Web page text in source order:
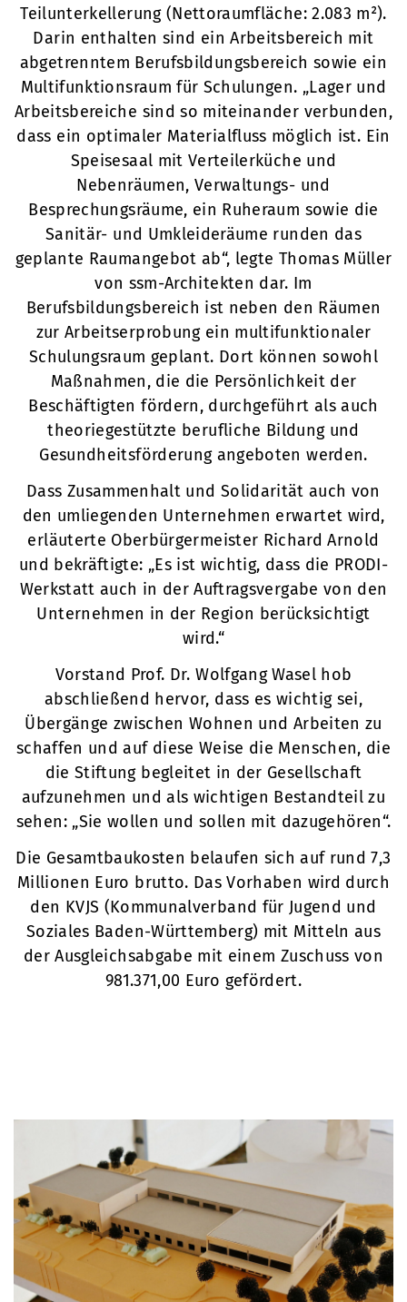
Teilunterkellerung (Nettoraumfläche: 2.083 m²).
Darin enthalten sind ein Arbeitsbereich mit
abgetrenntem Berufsbildungsbereich sowie ein
Multifunktionsraum für Schulungen. „Lager und
Arbeitsbereiche sind so miteinander verbunden,
dass ein optimaler Materialfluss möglich ist. Ein
Speisesaal mit Verteilerküche und
Nebenräumen, Verwaltungs- und
Besprechungsräume, ein Ruheraum sowie die
Sanitär- und Umkleideräume runden das
geplante Raumangebot ab“, legte Thomas Müller
von ssm-Architekten dar. Im
Berufsbildungsbereich ist neben den Räumen
zur Arbeitserprobung ein multifunktionaler
Schulungsraum geplant. Dort können sowohl
Maßnahmen, die die Persönlichkeit der
Beschäftigten fördern, durchgeführt als auch
theoriegestützte berufliche Bildung und
Gesundheitsförderung angeboten werden.
Dass Zusammenhalt und Solidarität auch von
den umliegenden Unternehmen erwartet wird,
erläuterte Oberbürgermeister Richard Arnold
und bekräftigte: „Es ist wichtig, dass die PRODI-
Werkstatt auch in der Auftragsvergabe von den
Unternehmen in der Region berücksichtigt
wird.“
Vorstand Prof. Dr. Wolfgang Wasel hob
abschließend hervor, dass es wichtig sei,
Übergänge zwischen Wohnen und Arbeiten zu
schaffen und auf diese Weise die Menschen, die
die Stiftung begleitet in der Gesellschaft
aufzunehmen und als wichtigen Bestandteil zu
sehen: „Sie wollen und sollen mit dazugehören“.
Die Gesamtbaukosten belaufen sich auf rund 7,3
Millionen Euro brutto. Das Vorhaben wird durch
den KVJS (Kommunalverband für Jugend und
Soziales Baden-Württemberg) mit Mitteln aus
der Ausgleichsabgabe mit einem Zuschuss von
981.371,00 Euro gefördert.